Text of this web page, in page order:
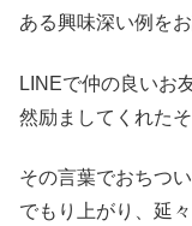
ある興味深い例を
LINEで仲の良いお
然励ましてくれたそ
その言葉でおちつ
でもり上がり、延